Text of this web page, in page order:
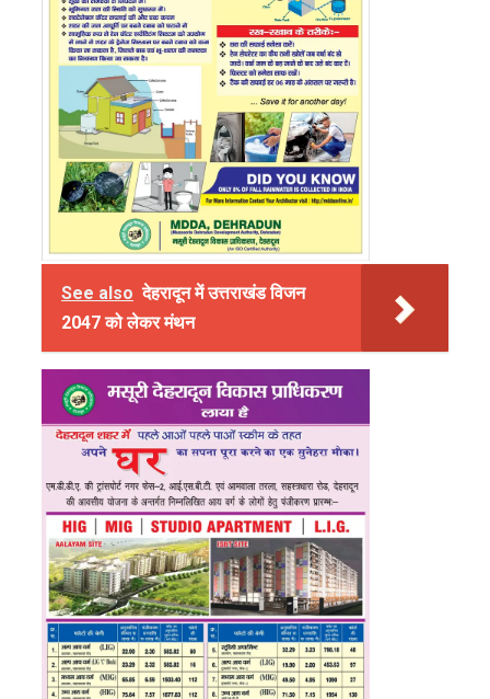
See also देहरादून में उत्तराखंड विजन
2047 को लेकर मंथन